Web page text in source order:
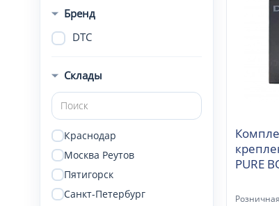
Бренд
DTC
Склады
Краснодар
Москва Реутов
Пятигорск
Санкт-Петербург
PURE